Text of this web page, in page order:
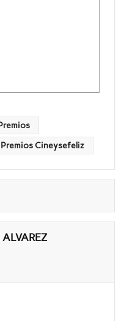
Premios Cineysefeliz
ALVAREZ